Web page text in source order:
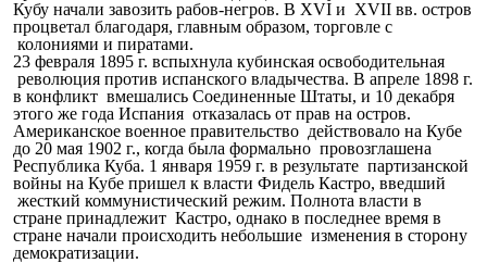
Кубу начали завозить рабов-негров. В XVI и XVII вв. остров
процветал благодаря, главным образом, торговле с
колониями и пиратами.
23 февраля 1895 г. вспыхнула кубинская освободительная
революция против испанского владычества. В апреле 1898 г.
в конфликт вмешались Соединенные Штаты, и 10 декабря
этого же года Испания отказалась от прав на остров.
Американское военное правительство действовало на Кубе
до 20 мая 1902 г., когда была формально провозглашена
Республика Куба. 1 января 1959 г. в результате партизанской
войны на Кубе пришел к власти Фидель Кастро, введший
жесткий коммунистический режим. Полнота власти в
стране принадлежит Кастро, однако в последнее время в
стране начали происходить небольшие изменения в сторону
демократизации.